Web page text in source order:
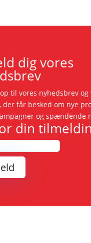
dig vores
til vores nyhedsbrev
der får besked om nye
og spændende
din